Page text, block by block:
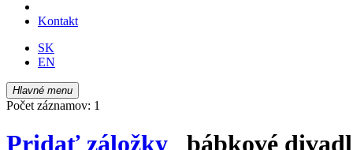
Kontakt
SK
EN
Hlavné menu
Počet záznamov: 1
Pridať záložky bábkové